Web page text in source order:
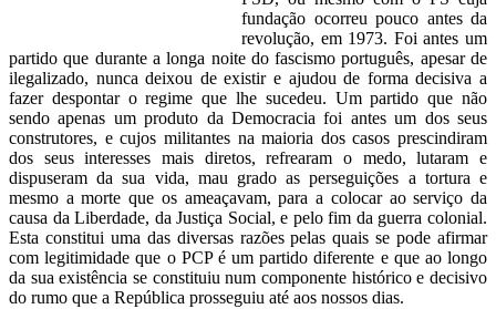
fundação ocorreu pouco antes da
revolução, em 1973. Foi antes um
partido que durante a longa noite do fascismo português, apesar de
ilegalizado, nunca deixou de existir e ajudou de forma decisiva a
fazer despontar o regime que lhe sucedeu. Um partido que não
sendo apenas um produto da Democracia foi antes um dos seus
construtores, e cujos militantes na maioria dos casos prescindiram
dos seus interesses mais diretos, refrearam o medo, lutaram e
dispuseram da sua vida, mau grado as perseguições a tortura e
mesmo a morte que os ameaçavam, para a colocar ao serviço da
causa da Liberdade, da Justiça Social, e pelo fim da guerra colonial.
Esta constitui uma das diversas razões pelas quais se pode afirmar
com legitimidade que o PCP é um partido diferente e que ao longo
da sua existência se constituiu num componente histórico e decisivo
do rumo que a República prosseguiu até aos nossos dias.